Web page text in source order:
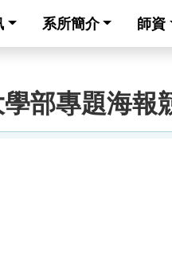
系所簡介 師資
部專題海報